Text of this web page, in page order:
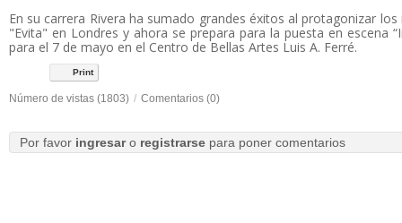
En su carrera Rivera ha sumado grandes éxitos al protagonizar
"Evita" en Londres y ahora se prepara para la puesta en escena
para el 7 de mayo en el Centro de Bellas Artes Luis A. Ferré.
Print
Número de vistas (1803) / Comentarios (0)
Por favor ingresaro registrarsepara poner comentarios